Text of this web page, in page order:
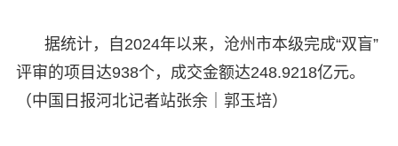
据统计，自2024年以来，沧州市本级完成“双盲”
评审的项目达938个，成交金额达248.9218亿元。
（中国日报河北记者站张余｜郭玉培）